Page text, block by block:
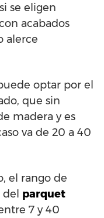
se eligen
acabados
alerce
optar por el
que sin
madera y es
va de 20 a 40
el rango de
del parquet
7 y 40